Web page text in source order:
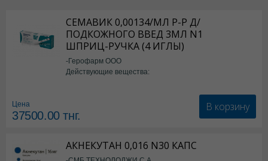
СЕМАВИК 0,00134/МЛ Р-Р Д/
ПОДКОЖНОГО ВВЕД 3МЛ N1
ШПРИЦ-РУЧКА (4 ИГЛЫ)
-Герофарм ООО
Действующие вещества:
Цена
37500.00тнг.
В корзину
АКНЕКУТАН 0,016 N30 КАПС